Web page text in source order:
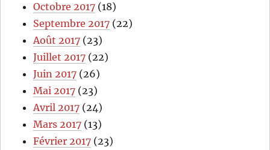
Octobre 2017 (18)
Septembre 2017 (22)
Août 2017 (23)
Juillet 2017 (22)
Juin 2017 (26)
Mai 2017 (23)
Avril 2017 (24)
Mars 2017 (13)
Février 2017 (23)